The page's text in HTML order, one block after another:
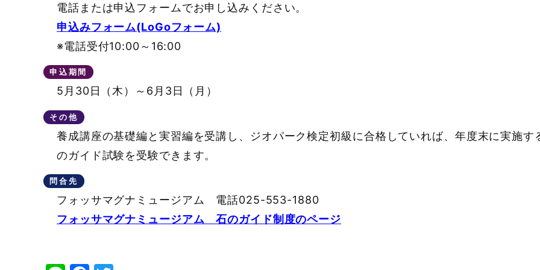
電話または申込フォームでお申し込みください。
申込みフォーム(LoGoフォーム)
※電話受付10:00～16:00
申込期間
5月30日（木）～6月3日（月）
その他
養成講座の基礎編と実習編を受講し、ジオパーク検定初級に合格していれば、年度末に実施す
のガイド試験を受験できます。
問合先
フォッサマグナミュージアム 電話025-553-1880
フォッサマグナミュージアム 石のガイド制度のページ